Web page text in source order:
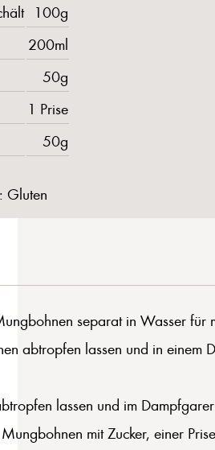
100g
200ml
50g
1 Prise
50g
Gluten
separat in Wasser für
abtropfen lassen und in einem
lassen und im
mit Zucker, einer